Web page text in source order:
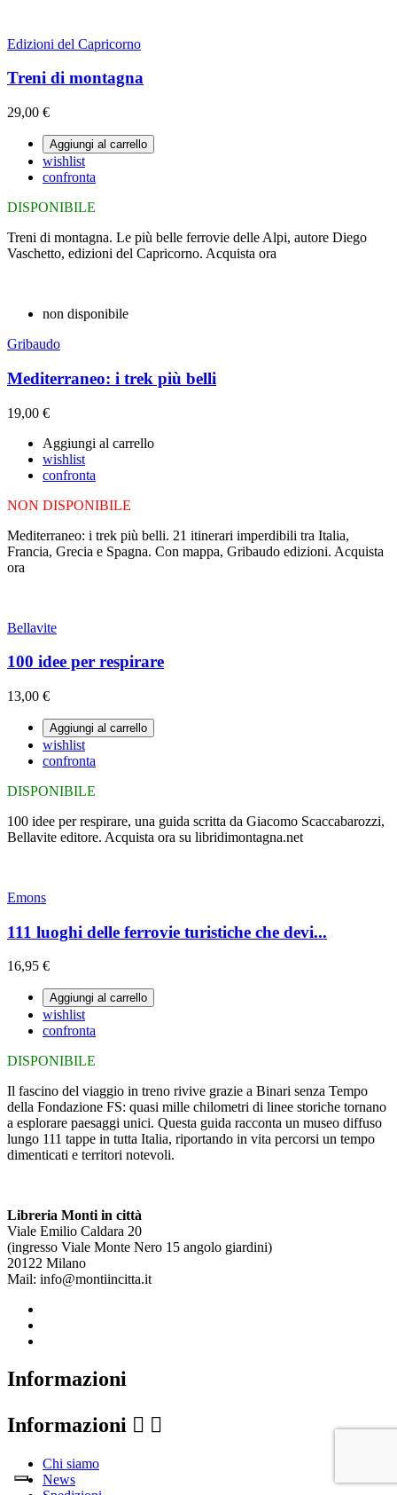
Edizioni del Capricorno
Treni di montagna
29,00 €
Aggiungi al carrello
wishlist
confronta
DISPONIBILE
Treni di montagna. Le più belle ferrovie delle Alpi, autore Diego
Vaschetto, edizioni del Capricorno. Acquista ora
non disponibile
Gribaudo
Mediterraneo: i trek più belli
19,00 €
Aggiungi al carrello
wishlist
confronta
NON DISPONIBILE
Mediterraneo: i trek più belli. 21 itinerari imperdibili tra Italia,
Francia, Grecia e Spagna. Con mappa, Gribaudo edizioni. Acquista
ora
Bellavite
100 idee per respirare
13,00 €
Aggiungi al carrello
wishlist
confronta
DISPONIBILE
100 idee per respirare, una guida scritta da Giacomo Scaccabarozzi,
Bellavite editore. Acquista ora su libridimontagna.net
Emons
111 luoghi delle ferrovie turistiche che devi...
16,95 €
Aggiungi al carrello
wishlist
confronta
DISPONIBILE
Il fascino del viaggio in treno rivive grazie a Binari senza Tempo
della Fondazione FS: quasi mille chilometri di linee storiche tornano
a esplorare paesaggi unici. Questa guida racconta un museo diffuso
lungo 111 tappe in tutta Italia, riportando in vita percorsi un tempo
dimenticati e territori notevoli.
Libreria Monti in città
Viale Emilio Caldara 20
(ingresso Viale Monte Nero 15 angolo giardini)
20122 Milano
Mail: info@montiincitta.it
Informazioni
Informazioni  
Chi siamo
News